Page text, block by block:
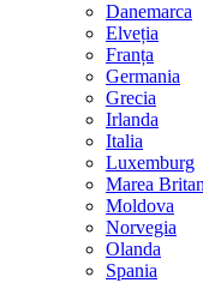
Danemarca
Elveția
Franța
Germania
Grecia
Irlanda
Italia
Luxemburg
Marea
Moldova
Norvegia
Olanda
Spania